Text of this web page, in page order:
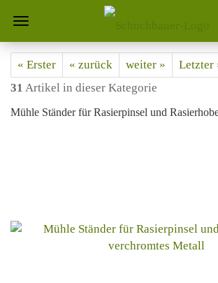
« Erster « zurück weiter »
Letzter
31 Artikel in dieser Kategorie
Mühle Ständer für Rasierpinsel und